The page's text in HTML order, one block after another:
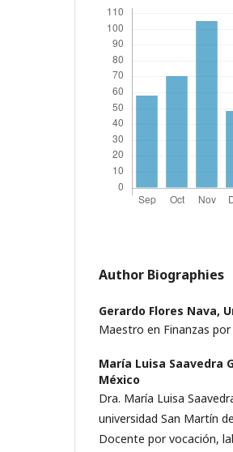
Author Biographies
Gerardo Flores Nava,
Maestro en Finanzas por
María Luisa Saavedra
México
Dra. María Luisa
universidad San Martín
Docente por vocación,